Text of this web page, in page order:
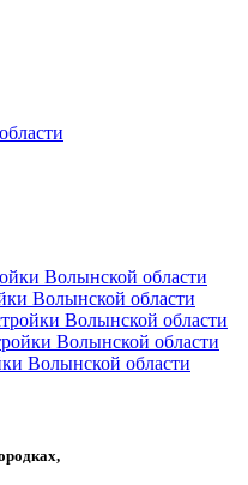
Волынской области
Волынской области
Волынской области
Волынской области
Волынской области